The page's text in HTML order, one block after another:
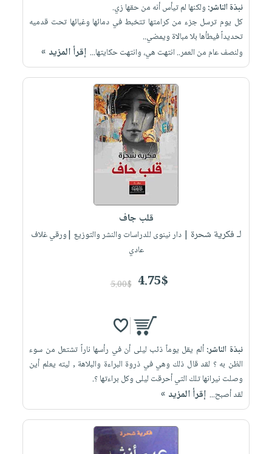
نبذة الناشر: ولكنها لم تيأس أنه من حقها زي.
كل يوم ترسل جزء من كرامتها تتخبط في دمائها وغبائها تحت قدميه
تحديداً فيطأها بلا مبالاة ويمضي..
ولنصف عام من العمر.. انتهت هي، وانتهت حكايتها... إقرأ المزيد »
قلب جاف
لـ فكرية شحرة | دار نينوى للدراسات والنشر والتوزيع |ورقي غلاف
عادي
4.75$
5.00$
نبذة الناشر:ألم يقل يوماً ذئب ليلى أن في رأسها ناراً تشتعل من سوء
الظن به ؟ لقد قال ذلك وهي في ذروة البراءة والبلاهة , ليته يعلم أين
وصلت نيرانها تلك التي أحرقت ليلى وكل براءتها ؟.
لقد أصبح... إقرأ المزيد »